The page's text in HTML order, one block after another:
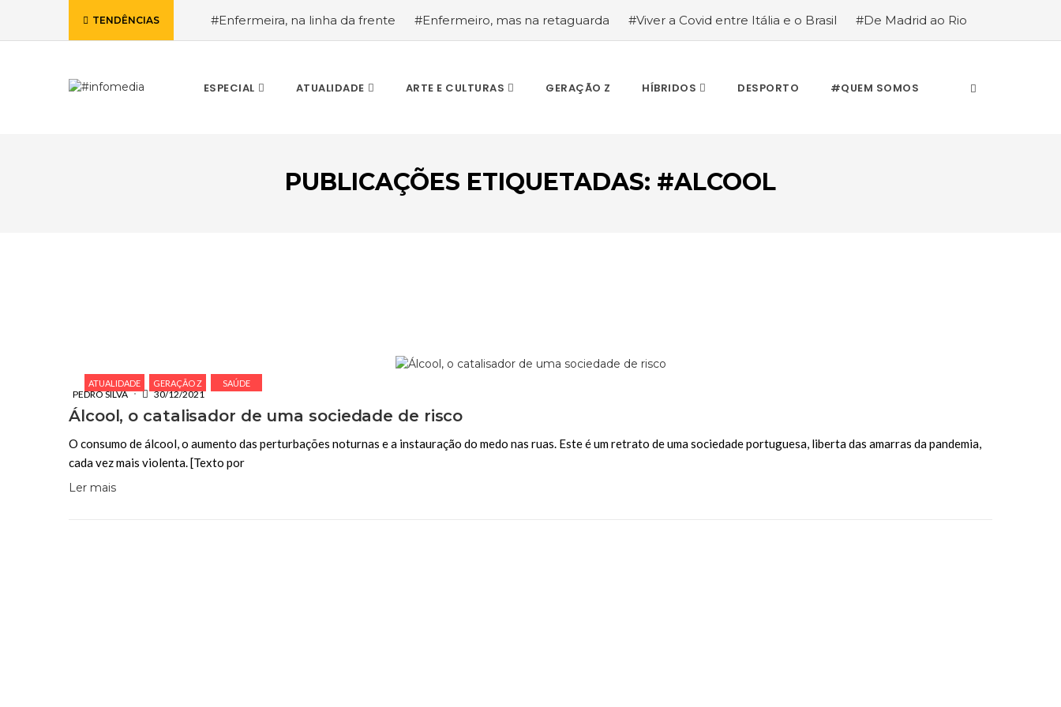
TENDÊNCIAS #Enfermeira, na linha da frente #Enfermeiro, mas na retaguarda #Viver a Covid entre Itália e o Brasil
#De Madrid ao Rio
ESPECIAL ATUALIDADE ARTE E CULTURAS GERAÇÃO Z HÍBRIDOS DESPORTO #QUEM SOMOS
PUBLICAÇÕES ETIQUETADAS: #ALCOOL
ATUALIDADE GERAÇÃO Z SAÚDE
PEDRO SILVA 30/12/2021
Álcool, o catalisador de uma sociedade de risco
O consumo de álcool, o aumento das perturbações noturnas e a instauração do medo nas ruas. Este é um retrato de uma sociedade portuguesa, liberta das amarras da pandemia,
cada vez mais violenta. [Texto por
Ler mais